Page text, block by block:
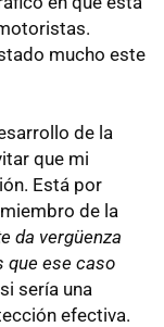
mucho este
de la
que mi
Está por
de la
da vergüenza
que ese caso
sería una
efectiva.